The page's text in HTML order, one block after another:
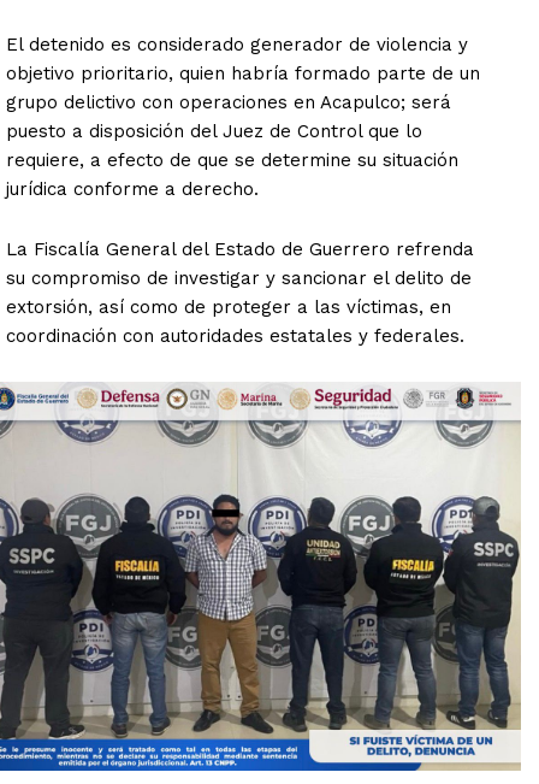
El detenido es considerado generador de violencia y
objetivo prioritario, quien habría formado parte de un
grupo delictivo con operaciones en Acapulco; será
puesto a disposición del Juez de Control que lo
requiere, a efecto de que se determine su situación
jurídica conforme a derecho.
La Fiscalía General del Estado de Guerrero refrenda
su compromiso de investigar y sancionar el delito de
extorsión, así como de proteger a las víctimas, en
coordinación con autoridades estatales y federales.